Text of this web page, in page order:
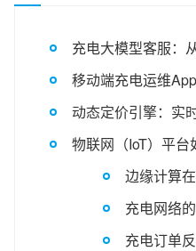
充电大模型客服：
移动端充电运维
动态定价引擎：实
物联网（IoT）平
边缘计算
充电网络
充电订单